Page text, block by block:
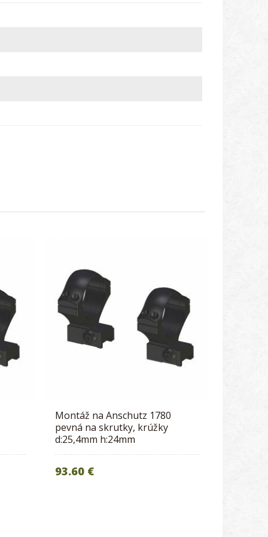
Montáž na Anschutz 1780
pevná na skrutky, krúžky
d:25,4mm h:24mm
93.60 €